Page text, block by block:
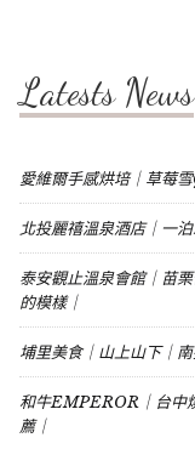
Latests News
愛維爾手感烘培｜草莓
北投麗禧溫泉酒店｜一
泰安觀止溫泉會館｜苗
的模樣｜
埔里美食｜山上山下｜
和牛EMPEROR｜台中
薦｜